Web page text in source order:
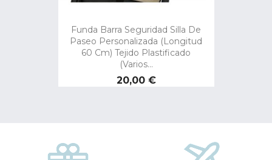
Funda Barra Seguridad Silla De
Paseo Personalizada (Longitud
60 Cm) Tejido Plastificado
(Varios...
Precio
20,00 €